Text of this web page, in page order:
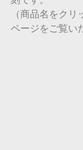
（商品名をク
ページをご覧い